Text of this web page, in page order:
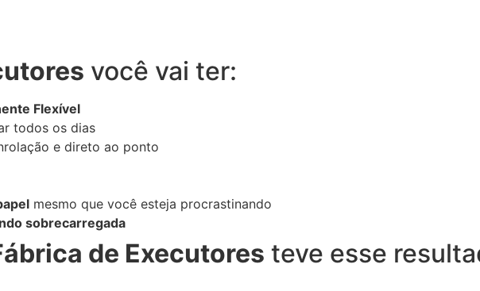
você vai ter:
Flexível
todos os dias
e direto ao ponto
mesmo que você esteja procrastinando
sobrecarregada
de Executores teve esse